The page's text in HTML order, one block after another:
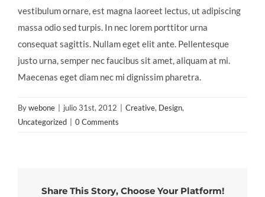
vestibulum ornare, est magna laoreet lectus, ut adipiscing
massa odio sed turpis. In nec lorem porttitor urna
consequat sagittis. Nullam eget elit ante. Pellentesque
justo urna, semper nec faucibus sit amet, aliquam at mi.
Maecenas eget diam nec mi dignissim pharetra.
Bywebone julio 31st, 2012 Creative, Design,
Uncategorized
0 Comments
Share This Story, Choose Your Platform!